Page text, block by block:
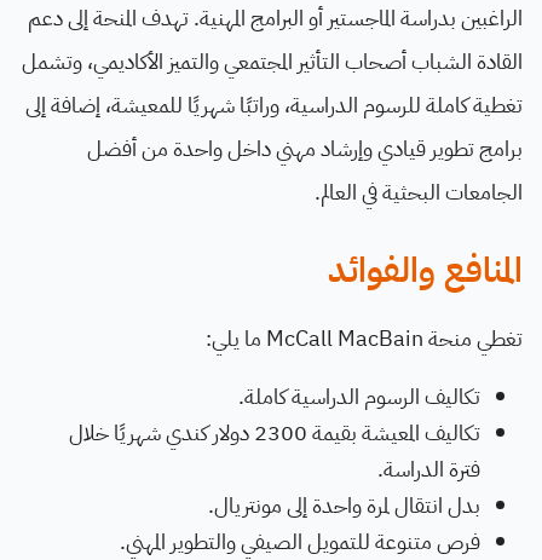
الراغبين بدراسة الماجستير أو البرامج المهنية. تهدف المنحة إلى دعم
القادة الشباب أصحاب التأثير المجتمعي والتميز الأكاديمي، وتشمل
تغطية كاملة للرسوم الدراسية، وراتبًا شهريًا للمعيشة، إضافة إلى
برامج تطوير قيادي وإرشاد مهني داخل واحدة من أفضل
الجامعات البحثية في العالم.
المنافع والفوائد
تغطي منحة McCall MacBain ما يلي:
تكاليف الرسوم الدراسية كاملة.
تكاليف المعيشة بقيمة 2300 دولار كندي شهريًا خلال
فترة الدراسة.
بدل انتقال لمرة واحدة إلى مونتريال.
فرص متنوعة للتمويل الصيفي والتطوير المهني.